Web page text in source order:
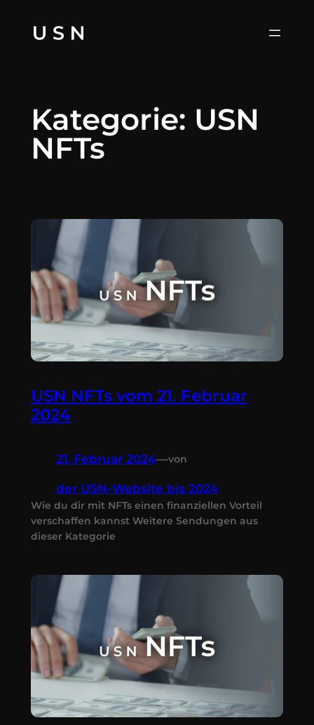
Inhalt
Kategorie: USN
NFTs
USN NFTs vom 21. Februar
2024
21. Februar 2024—von
der USN-Website bis 2024
Wie du dir mit NFTs einen finanziellen Vorteil
verschaffen kannst Weitere Sendungen aus
dieser Kategorie